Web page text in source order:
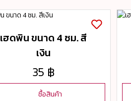
เฮดพิน ขนาด 4 ซม. สี
เงิน
35 ฿
ซื้อสินค้า